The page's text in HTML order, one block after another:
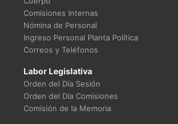
Comisiones Internas
Nómina de Personal
Ingreso Personal Planta Política
Correos y Teléfonos
Labor Legislativa
Orden del Día Sesión
Orden del Día Comisiones
Comisión de la Memoria